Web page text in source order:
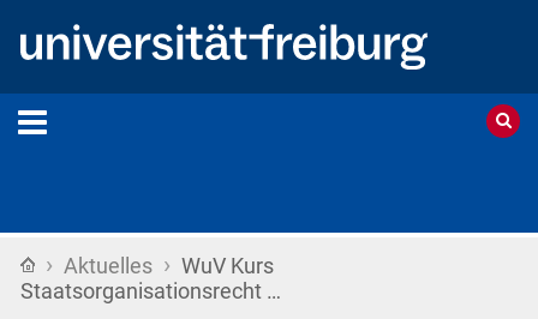
Startseite
› Aktuelles › WuV Kurs
Staatsorganisationsrecht …